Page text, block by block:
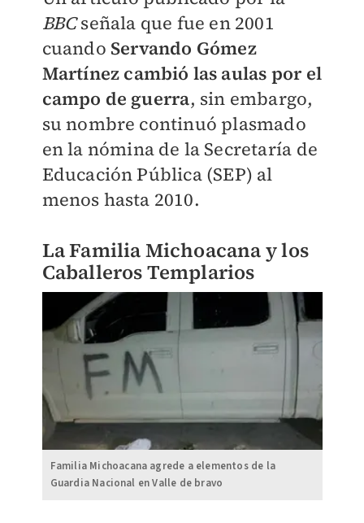
BBCseñala que fue en 2001
cuando Servando Gómez
Martínez cambió las aulas por el
campo de guerra, sin embargo,
su nombre continuó plasmado
en la nómina de la Secretaría de
Educación Pública (SEP) al
menos hasta 2010.
La Familia Michoacana y los
Caballeros Templarios
Familia Michoacana agrede a elementos de la
Guardia Nacional en Valle de bravo